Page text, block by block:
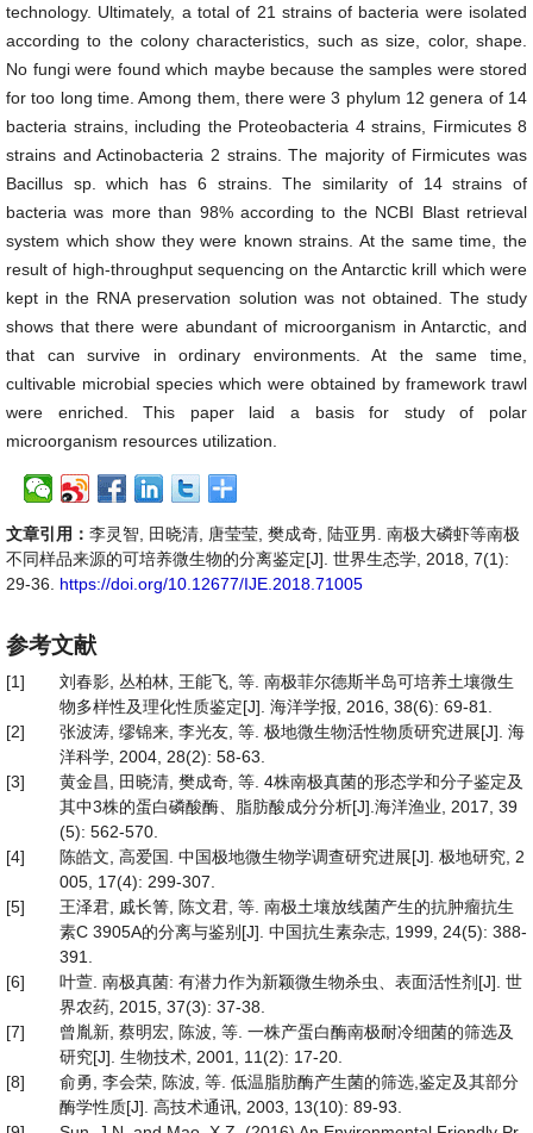
technology. Ultimately, a total of 21 strains of bacteria were isolated
according to the colony characteristics, such as size, color, shape.
No fungi were found which maybe because the samples were stored
for too long time. Among them, there were 3 phylum 12 genera of 14
bacteria strains, including the Proteobacteria 4 strains, Firmicutes 8
strains and Actinobacteria 2 strains. The majority of Firmicutes was
Bacillus sp. which has 6 strains. The similarity of 14 strains of
bacteria was more than 98% according to the NCBI Blast retrieval
system which show they were known strains. At the same time, the
result of high-throughput sequencing on the Antarctic krill which were
kept in the RNA preservation solution was not obtained. The study
shows that there were abundant of microorganism in Antarctic, and
that can survive in ordinary environments. At the same time,
cultivable microbial species which were obtained by framework trawl
were enriched. This paper laid a basis for study of polar
microorganism resources utilization.
文章引用： 李灵智, 田晓清, 唐莹莹, 樊成奇, 陆亚男. 南极大磷虾等南极
不同样品来源的可培养微生物的分离鉴定[J]. 世界生态学, 2018, 7(1):
29-36. https://doi.org/10.12677/IJE.2018.71005
参考文献
[1]
刘春影, 丛柏林, 王能飞, 等. 南极菲尔德斯半岛可培养土壤微生
物多样性及理化性质鉴定[J]. 海洋学报, 2016, 38(6): 69-81.
[2]
张波涛, 缪锦来, 李光友, 等. 极地微生物活性物质研究进展[J]. 海
洋科学, 2004, 28(2): 58-63.
[3]
黄金昌, 田晓清, 樊成奇, 等. 4株南极真菌的形态学和分子鉴定及
其中3株的蛋白磷酸酶、脂肪酸成分分析[J].海洋渔业, 2017, 39
(5): 562-570.
[4]
陈皓文, 高爱国. 中国极地微生物学调查研究进展[J]. 极地研究, 2
005, 17(4): 299-307.
[5]
王泽君, 戚长箐, 陈文君, 等. 南极土壤放线菌产生的抗肿瘤抗生
素C 3905A的分离与鉴别[J]. 中国抗生素杂志, 1999, 24(5): 388-
391.
[6]
叶萱. 南极真菌: 有潜力作为新颖微生物杀虫、表面活性剂[J]. 世
界农药, 2015, 37(3): 37-38.
[7]
曾胤新, 蔡明宏, 陈波, 等. 一株产蛋白酶南极耐冷细菌的筛选及
研究[J]. 生物技术, 2001, 11(2): 17-20.
[8]
俞勇, 李会荣, 陈波, 等. 低温脂肪酶产生菌的筛选,鉴定及其部分
酶学性质[J]. 高技术通讯, 2003, 13(10): 89-93.